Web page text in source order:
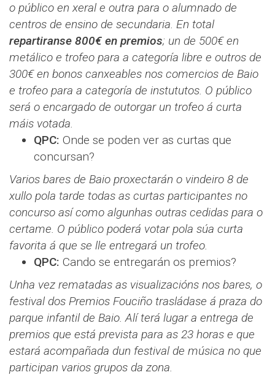
o público en xeral e outra para o alumnado de
centros de ensino de secundaria. En total
repartiranse 800€ en premios; un de 500€ en
metálico e trofeo para a categoría libre e outros de
300€ en bonos canxeables nos comercios de Baio
e trofeo para a categoría de instututos. O público
será o encargado de outorgar un trofeo á curta
máis votada.
QPC: Onde se poden ver as curtas que
concursan?
Varios bares de Baio proxectarán o vindeiro 8 de
xullo pola tarde todas as curtas participantes no
concurso así como algunhas outras cedidas para o
certame. O público poderá votar pola súa curta
favorita á que se lle entregará un trofeo.
QPC: Cando se entregarán os premios?
Unha vez rematadas as visualizacións nos bares, o
festival dos Premios Fouciño trasládase á praza do
parque infantil de Baio. Alí terá lugar a entrega de
premios que está prevista para as 23 horas e que
estará acompañada dun festival de música no que
participan varios grupos da zona.